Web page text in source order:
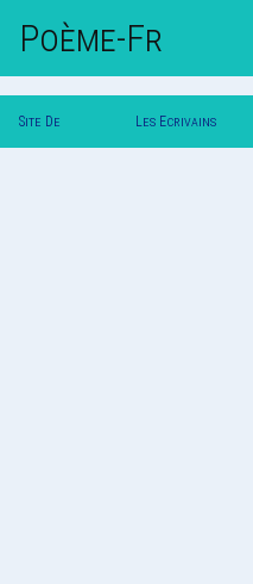
Poème-Fr
Site De Les Ecrivains